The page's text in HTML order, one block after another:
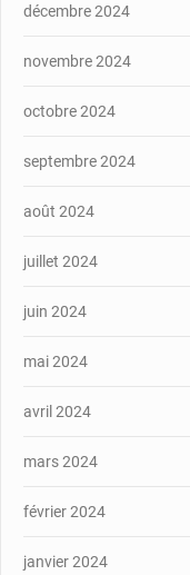
décembre 2024
novembre 2024
octobre 2024
septembre 2024
août 2024
juillet 2024
juin 2024
mai 2024
avril 2024
mars 2024
février 2024
janvier 2024